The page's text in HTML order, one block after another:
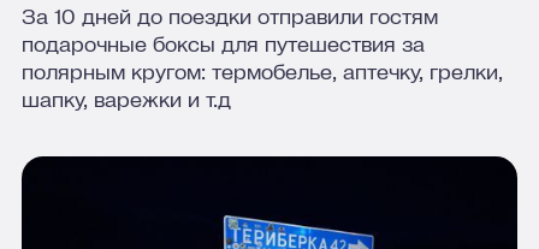
За 10 дней до поездки отправили гостям
подарочные боксы для путешествия за
полярным кругом: термобелье, аптечку, грелки,
шапку, варежки и т.д